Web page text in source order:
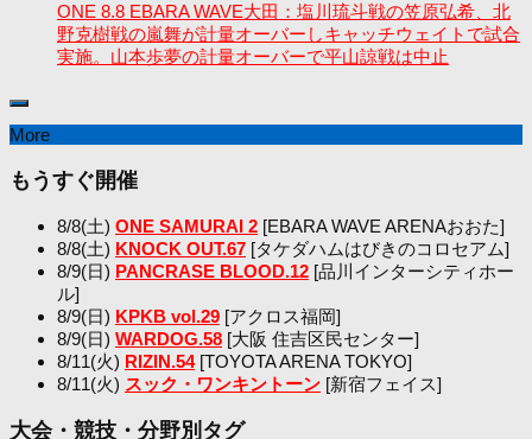
ONE 8.8 EBARA WAVE大田：塩川琉斗戦の笠原弘希、北
野克樹戦の嵐舞が計量オーバーしキャッチウェイトで試合
実施。山本歩夢の計量オーバーで平山諒戦は中止
More
もうすぐ開催
8/8(土) ONE SAMURAI 2 [EBARA WAVE ARENAおおた]
8/8(土) KNOCK OUT.67 [タケダハムはびきのコロセアム]
8/9(日) PANCRASE BLOOD.12 [品川インターシティホー
ル]
8/9(日) KPKB vol.29 [アクロス福岡]
8/9(日) WARDOG.58 [大阪 住吉区民センター]
8/11(火) RIZIN.54[TOYOTA ARENA TOKYO]
8/11(火) スック・ワンキントーン [新宿フェイス]
大会・競技・分野別タグ